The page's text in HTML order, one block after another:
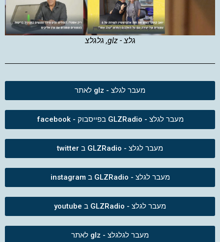
גלצ - glz, גלגלצ
מעבר לגלצ - glz לאתר
מעבר לגלצ - GLZRadio בפייסבוק - facebook
מעבר לגלצ - GLZRadio ב twitter
מעבר לגלצ - GLZRadio ב instagram
מעבר לגלצ - GLZRadio ב youtube
מעבר לגלגלצ - glz לאתר